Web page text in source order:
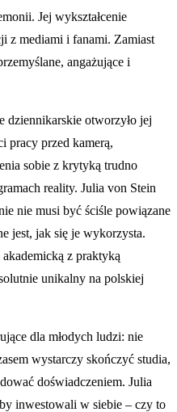
Jej wykształcenie
z mediami i fanami. Zamiast
angażujące i
dziennikarskie otworzyło jej
pracy przed kamerą,
sobie z krytyką trudno
reality. Julia von Stein
nie musi być ściśle powiązane
jest, jak się je wykorzysta.
z praktyką
unikalny na polskiej
dla młodych ludzi: nie
wystarczy skończyć studia,
doświadczeniem. Julia
inwestowali w siebie – czy to